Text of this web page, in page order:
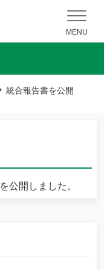
MENU
統合報告書を公開
を公開しました。